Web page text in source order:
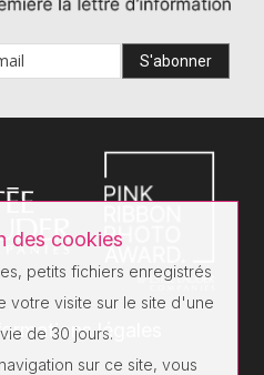
légales
des cookies
petits fichiers enregistrés
votre visite sur le site d'une
de 30 jours.
sur ce site, vous